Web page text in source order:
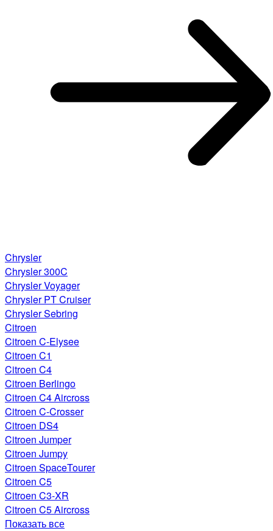
Chrysler
Chrysler 300C
Chrysler Voyager
Chrysler PT Cruiser
Chrysler Sebring
Citroen
Citroen C-Elysee
Citroen C1
Citroen C4
Citroen Berlingo
Citroen C4 Aircross
Citroen C-Crosser
Citroen DS4
Citroen Jumper
Citroen Jumpy
Citroen SpaceTourer
Citroen C5
Citroen C3-XR
Citroen C5 Aircross
Показать все